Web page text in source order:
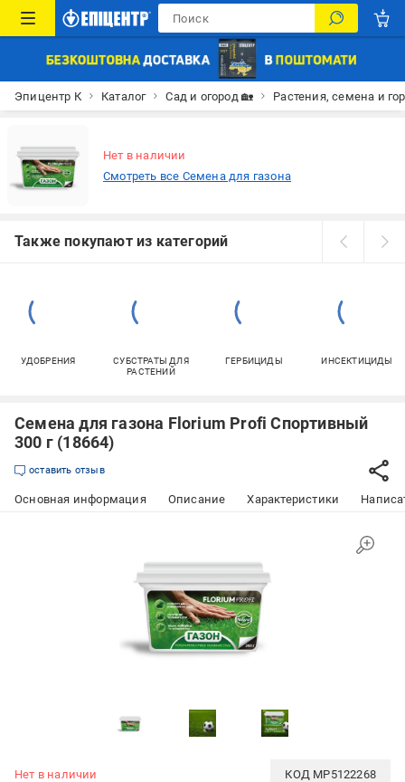
Эпицентр К Каталог Сад и огород 🏡 Растения, семена и
Нет в наличии
Смотреть все Семена для газона
Также покупают из категорий
УДОБРЕНИЯ
СУБСТРАТЫ ДЛЯ
РАСТЕНИЙ
ГЕРБИЦИДЫ ИНСЕКТИЦИДЫ
Семена для газона Florium Profi Спортивный
300 г (18664)
оставить отзыв
Основная информация Описание Характеристики
Нет в наличии КОД MP5122268